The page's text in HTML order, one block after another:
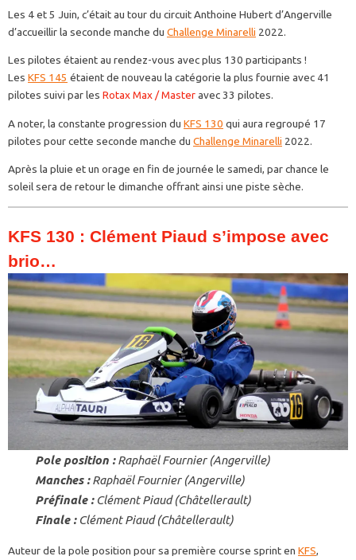
Les 4 et 5 Juin, c’était au tour du circuit Anthoine Hubert d’Angerville
d’accueillir la seconde manche du Challenge Minarelli 2022.
Les pilotes étaient au rendez-vous avec plus 130 participants !
Les KFS 145 étaient de nouveau la catégorie la plus fournie avec 41
pilotes suivi par les Rotax Max / Masteravec 33 pilotes.
A noter, la constante progression du KFS 130 qui aura regroupé 17
pilotes pour cette seconde manche du Challenge Minarelli 2022.
Après la pluie et un orage en fin de journée le samedi, par chance le
soleil sera de retour le dimanche offrant ainsi une piste sèche.
KFS 130 : Clément Piaud s’impose avec
brio…
Pole position :Raphaël Fournier (Angerville)
Manches :Raphaël Fournier (Angerville)
Préfinale :Clément Piaud (Châtellerault)
Finale :Clément Piaud (Châtellerault)
Auteur de la pole position pour sa première course sprint en KFS,